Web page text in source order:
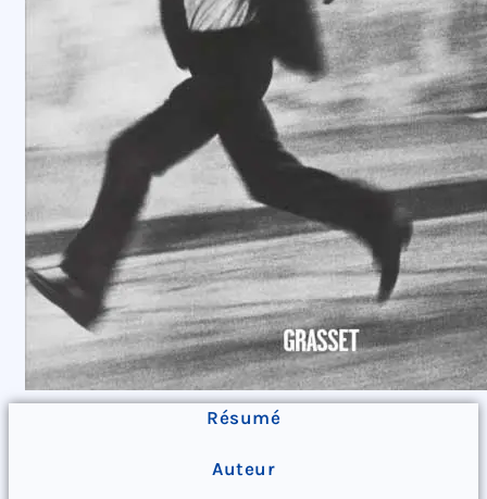
Résumé
Auteur